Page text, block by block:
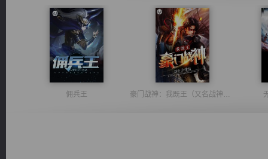
佣兵王 豪门战神：我既王（又名战神归来不败神婿修罗战神）